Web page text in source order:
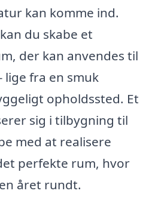
kan komme ind.
du skabe et
der kan anvendes til
lige fra en smuk
opholdssted. Et
sig i tilbygning til
med at realisere
perfekte rum, hvor
året rundt.